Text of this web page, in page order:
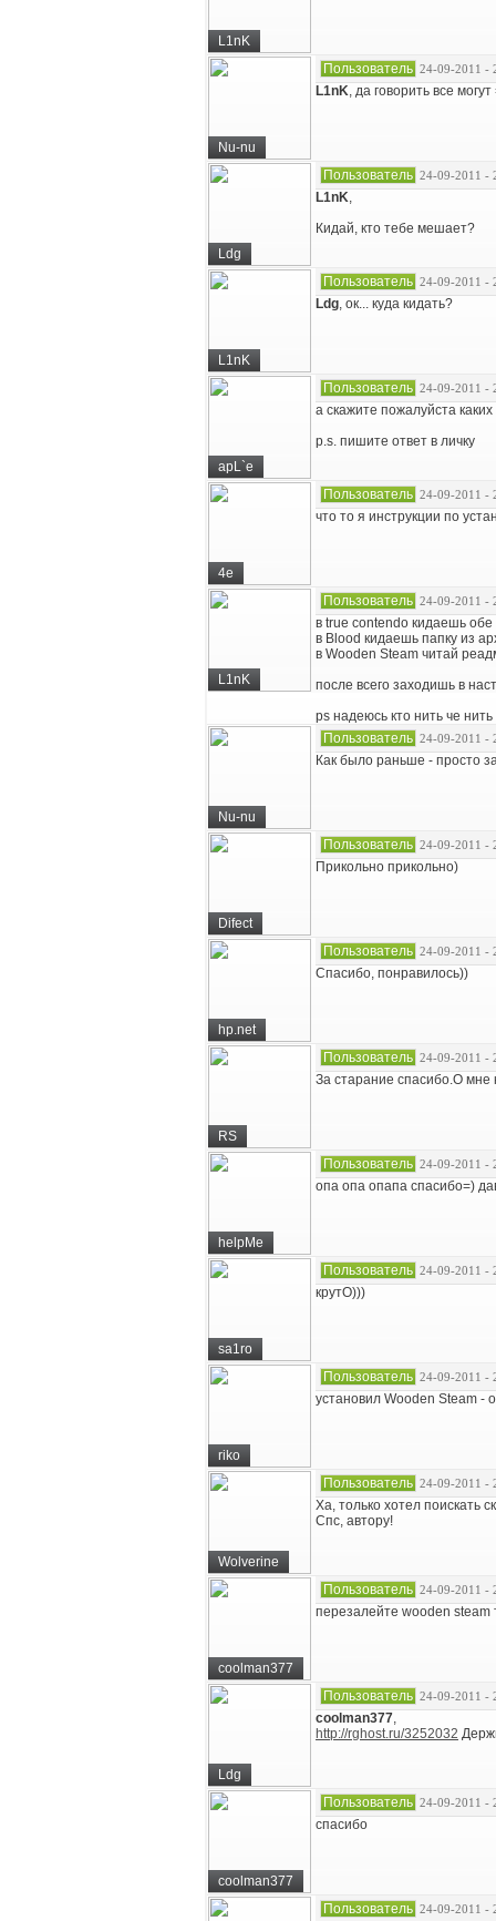
L1nK
Nu-nu
Пользователь 24-09-2011 -
L1nK, да говорить все
Ldg
Пользователь 24-09-2011 -
L1nK,
Кидай, кто тебе мешает?
L1nK
Пользователь 24-09-2011 -
Ldg, ок... куда кидать?
apL`e
Пользователь 24-09-2011 -
а скажите пожалуйста
p.s. пишите ответ в личку
4e
Пользователь 24-09-2011 -
что то я инструкции по
L1nK
Пользователь 24-09-2011 -
в true contendo кидаешь
в Blood кидаешь папку из
в Wooden Steam читай
после всего заходишь в
ps надеюсь кто нить че
Nu-nu
Пользователь 24-09-2011 -
Как было раньше - просто
Difect
Пользователь 24-09-2011 -
Прикольно прикольно)
hp.net
Пользователь 24-09-2011 -
Спасибо, понравилось))
RS
Пользователь 24-09-2011 -
За старание спасибо.О
helpMe
Пользователь 24-09-2011 -
опа опа опапа спасибо=)
sa1ro
Пользователь 24-09-2011 -
крутО)))
riko
Пользователь 24-09-2011 -
установил Wooden Steam -
Wolverine
Пользователь 24-09-2011 -
Ха, только хотел поискать
Спс, автору!
coolman377
Пользователь 24-09-2011 -
перезалейте wooden
Ldg
Пользователь 24-09-2011 -
coolman377,
http://rghost.ru/3252032
coolman377
Пользователь 24-09-2011 -
спасибо
Пользователь 24-09-2011 -